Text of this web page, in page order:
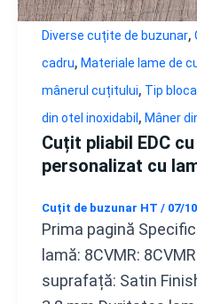
Diverse cuțite de buzunar,
cadru, Materiale lame de
mânerul cuțitului, Tip
din otel inoxidabil , Mâner
Cuțit pliabil EDC
personalizat cu
Cuțit de buzunar HT / 07/
Prima pagină
lamă: 8CVMR:
suprafață: Satin